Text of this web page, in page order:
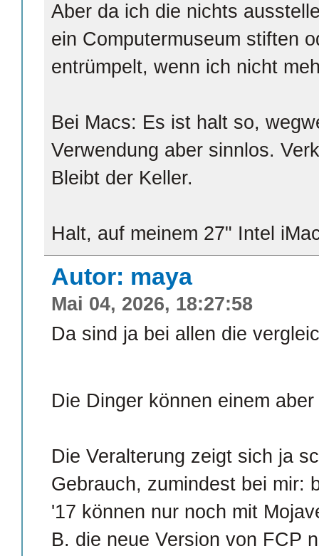
Aber da ich die nichts
ein Computermuseum stiften
entrümpelt, wenn ich nicht
Bei Macs: Es ist halt so,
Verwendung aber sinnlos.
Bleibt der Keller.
Halt, auf meinem 27" Intel
Autor: maya
Mai 04, 2026, 18:27:58
Da sind ja bei allen die
Die Dinger können einem
Die Veralterung zeigt sich ja
Gebrauch, zumindest bei mir:
'17 können nur noch mit
B. die neue Version von FCP